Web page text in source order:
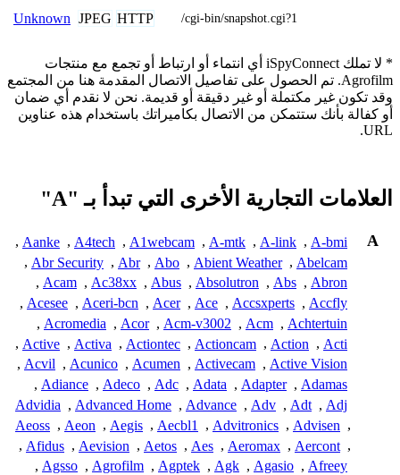
Unknown JPEG HTTP /cgi-bin/snapshot.cgi?1
* لا تملك iSpyConnect أي انتماء أو ارتباط أو تجمع مع منتجات
Agrofilm. تم الحصول على تفاصيل الاتصال المقدمة هنا من المجتمع
وقد تكون غير مكتملة أو غير دقيقة أو قديمة. نحن لا نقدم أي ضمان
أو كفالة بأنك ستتمكن من الاتصال بكاميراتك باستخدام هذه عناوين
URL.
العلامات التجارية الأخرى التي تبدأ بـ "A"
A
A-bmi
,
A-link
,
A-mtk
,
A1webcam
,
A4tech
,
Aanke
,
Abelcam
,
Abient Weather
,
Abo
,
Abr
,
Abr Security
,
Abron
,
Abs
,
Absolutron
,
Abus
,
Ac38xx
,
Acam
,
Accfly
,
Accsxperts
,
Ace
,
Acer
,
Aceri-bcn
,
Acesee
,
Achtertuin
,
Acm
,
Acm-v3002
,
Acor
,
Acromedia
,
Acti
,
Action
,
Actioncam
,
Actiontec
,
Activa
,
Active
,
Active Vision
,
Activecam
,
Acumen
,
Acunico
,
Acvil
,
Adamas
,
Adapter
,
Adata
,
Adc
,
Adeco
,
Adiance
,
Adj
,
Adt
,
Adv
,
Advance
,
Advanced Home
,
Advidia
,
Advisen
,
Advitronics
,
Aecbl1
,
Aegis
,
Aeon
,
Aeoss
,
Aercont
,
Aeromax
,
Aes
,
Aetos
,
Aevision
,
Afidus
,
Afreey
,
Agasio
,
Agk
,
Agptek
,
Agrofilm
,
Agsso
,